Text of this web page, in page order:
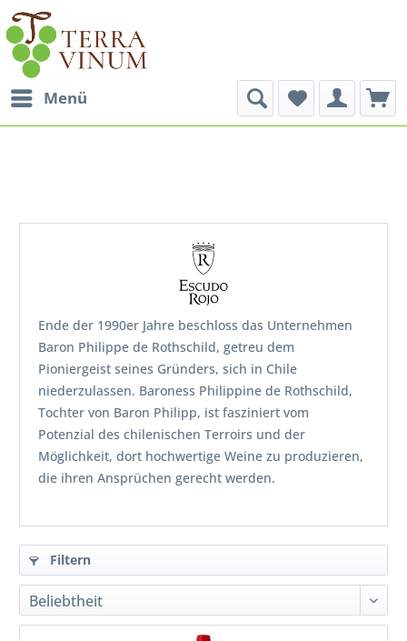
Menü
Ende der 1990er Jahre beschloss das Unternehmen
Baron Philippe de Rothschild, getreu dem
Pioniergeist seines Gründers, sich in Chile
niederzulassen. Baroness Philippine de Rothschild,
Tochter von Baron Philipp, ist fasziniert vom
Potenzial des chilenischen Terroirs und der
Möglichkeit, dort hochwertige Weine zu produzieren,
die ihren Ansprüchen gerecht werden.
Filtern